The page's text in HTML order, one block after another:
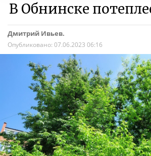
В Обнинске
Дмитрий Ивьев.
Опубликовано: 07.06.2023 06:16